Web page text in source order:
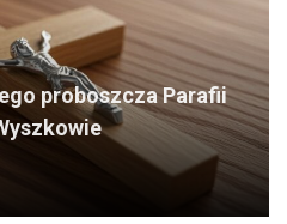
proboszcza Parafii